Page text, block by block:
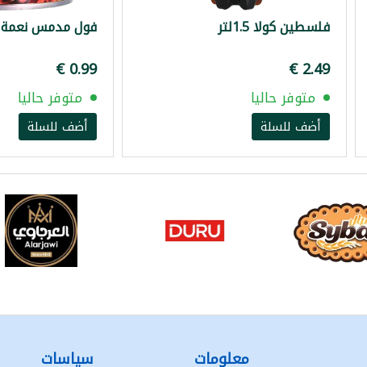
فلسطين كولا 1.5لتر
‏2.49 €
متوفر حاليا
أضف للسلة
فول مدمس نعمة 400غ
متوفر حاليا
أضف للسلة
معلومات سياسات